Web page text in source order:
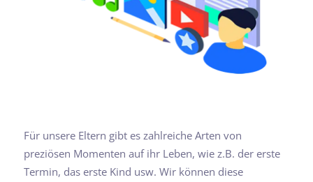
Für unsere Eltern gibt es zahlreiche Arten von
preziösen Momenten auf ihr Leben, wie z.B. der erste
Termin, das erste Kind usw. Wir können diese